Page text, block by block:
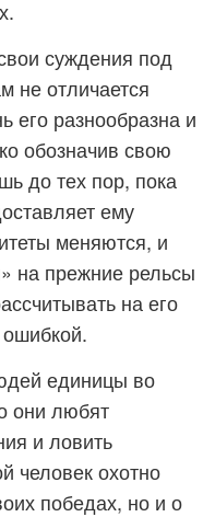
суждения под
не отличается
его разнообразна и
обозначив свою
до тех пор, пока
ему
меняются, и
на прежние рельсы
на его
единицы во
они любят
и ловить
человек охотно
победах, но и о